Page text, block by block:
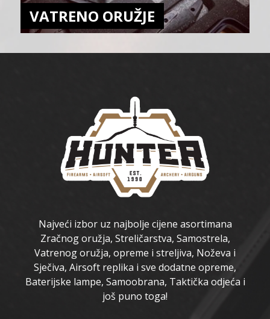
VATRENO ORUŽJE
Najveći izbor uz najbolje cijene asortimana
Zračnog oružja, Streličarstva, Samostrela,
Vatrenog oružja, opreme i streljiva, Noževa i
Sječiva, Airsoft replika i sve dodatne opreme,
Baterijske lampe, Samoobrana, Taktička odjeća i
još puno toga!